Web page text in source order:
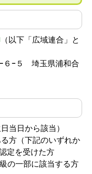
（以下「広域連合」と
６−５ 埼玉県浦和合
当日から該当）
方（下記のいずれか
定を受けた方
の一部に該当する方